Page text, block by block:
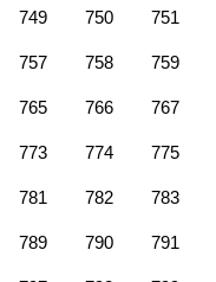
749 750 751
757 758 759
765 766 767
773 774 775
781 782 783
789 790 791